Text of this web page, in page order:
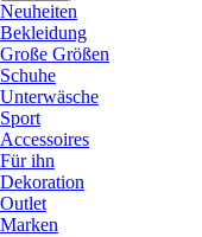
Neuheiten
Bekleidung
Große Größen
Schuhe
Unterwäsche
Sport
Accessoires
Für ihn
Dekoration
Outlet
Marken